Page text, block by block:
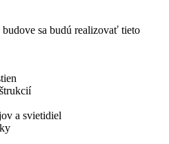
sa budú realizovať tieto
a svietidiel